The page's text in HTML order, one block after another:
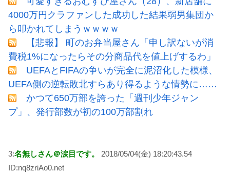
4000万円クラファンした成功した結果弱男集団か
ら叩かれてしまうｗｗｗｗ
【悲報】 町のお弁当屋さん「申し訳ないが消
費税1%になったらその分商品代を値上げするわ」
UEFAとFIFAの争いが完全に泥沼化した模様、
UEFA側の逆転敗北すらあり得るような情勢に……
かつて650万部を誇った「週刊少年ジャン
プ」、発行部数が初の100万部割れ
3:名無しさん＠涙目です。
2018/05/04(金) 18:20:43.54
ID:nq8zriAo0.net